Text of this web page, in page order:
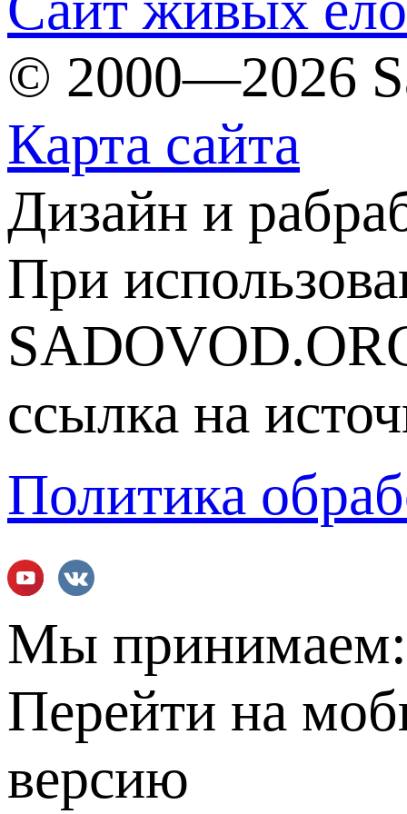
© 2000—2026
Карта сайта
Дизайн и
При
ссылка на
Политика
Мы
Перейти на
версию